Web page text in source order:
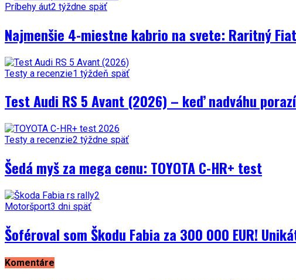
Príbehy áut2 týždne späť
Najmenšie 4-miestne kabrio na svete: Raritný
Testy a recenzie1 týždeň späť
Test Audi RS 5 Avant (2026) – keď nadváhu
Testy a recenzie2 týždne späť
Šedá myš za mega cenu: TOYOTA C-HR+ test
Motoršport3 dni späť
Šoféroval som Škodu Fabia za 300 000 EUR!
Komentáre